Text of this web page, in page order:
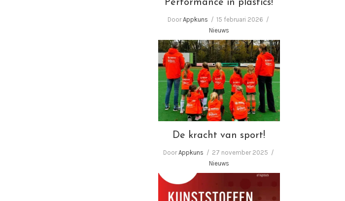
Performance in plastics!
DoorAppkuns
15 februari 2026
Nieuws
De kracht van sport!
De kracht van sport!
DoorAppkuns
27 november 2025
Nieuws